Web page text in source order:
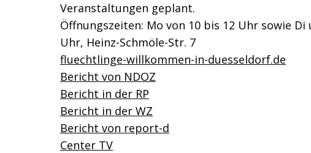
Veranstaltungen geplant.
Öffnungszeiten: Mo von 10 bis 12 Uhr sowie Di
Uhr, Heinz-Schmöle-Str. 7
fluechtlinge-willkommen-in-duesseldorf.de
Bericht von NDOZ
Bericht in der RP
Bericht in der WZ
Bericht von report-d
Center TV